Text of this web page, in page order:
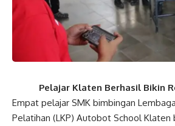
Pelajar Klaten Berhasil Bikin
Empat pelajar SMK bimbingan
Pelatihan (LKP) Autobot School